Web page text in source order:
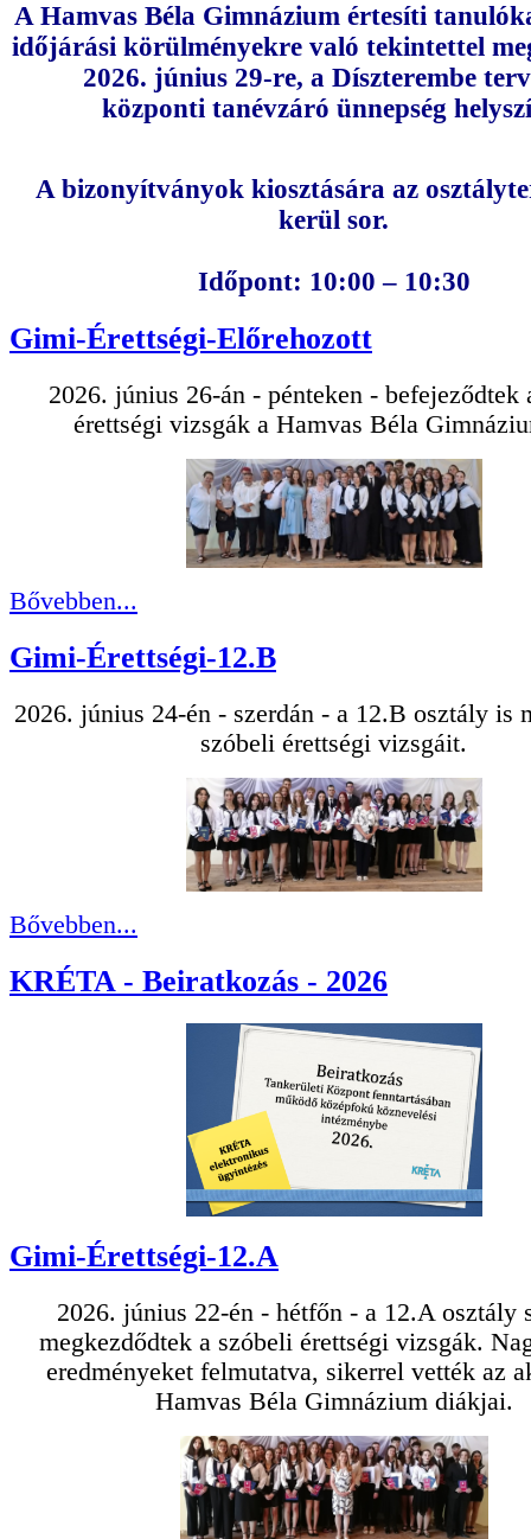
A Hamvas Béla Gimnázium értesíti
időjárási körülményekre való tekintettel
2026. június 29-re, a Díszterembe
központi tanévzáró ünnepség
A bizonyítványok kiosztására az
kerül sor.
Időpont: 10:00 – 10:30
Gimi-Érettségi-Előrehozott
2026. június 26-án - pénteken - befejeződtek
érettségi vizsgák a Hamvas Béla
Bővebben...
Gimi-Érettségi-12.B
2026. június 24-én - szerdán - a 12.B osztály is
szóbeli érettségi vizsgáit.
Bővebben...
KRÉTA - Beiratkozás - 2026
Gimi-Érettségi-12.A
2026. június 22-én - hétfőn - a 12.A osztály
megkezdődtek a szóbeli érettségi vizsgák.
eredményeket felmutatva, sikerrel vették az
Hamvas Béla Gimnázium diákjai.